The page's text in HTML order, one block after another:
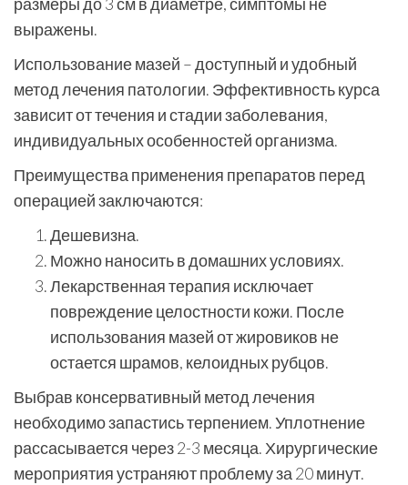
выражены.
Использование мазей – доступный и удобный
метод лечения патологии. Эффективность курса
зависит от течения и стадии заболевания,
индивидуальных особенностей организма.
Преимущества применения препаратов перед
операцией заключаются:
Дешевизна.
Можно наносить в домашних условиях.
Лекарственная терапия исключает
повреждение целостности кожи. После
использования мазей от жировиков не
остается шрамов, келоидных рубцов.
Выбрав консервативный метод лечения
необходимо запастись терпением. Уплотнение
рассасывается через 2-3 месяца. Хирургические
мероприятия устраняют проблему за 20 минут.